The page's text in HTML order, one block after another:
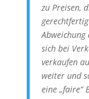
zu Preisen,
Abweichung
sich bei
verkaufen
weiter und
eine „faire“